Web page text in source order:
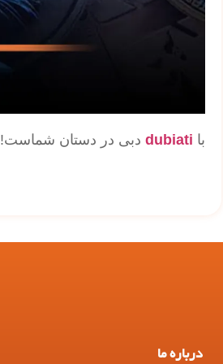
با dubiati دبی در دستان شماست!
درباره ما